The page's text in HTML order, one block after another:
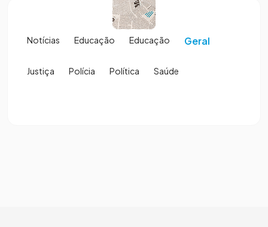
Notícias Educação Educação Geral
Justiça Polícia Política Saúde